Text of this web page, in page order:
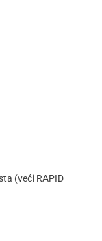
(veći RAPID